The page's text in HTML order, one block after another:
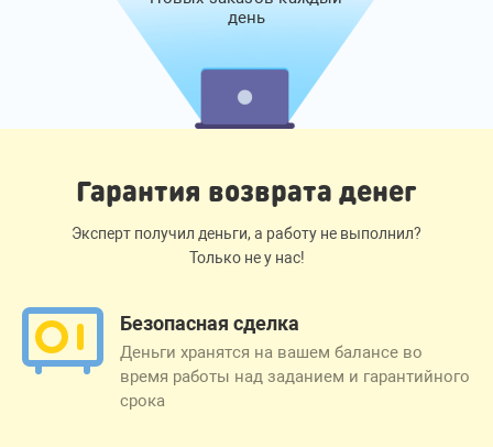
день
Гарантия возврата денег
Эксперт получил деньги, а работу не выполнил?
Только не у нас!
Безопасная сделка
Деньги хранятся на вашем балансе во
время работы над заданием и гарантийного
срока